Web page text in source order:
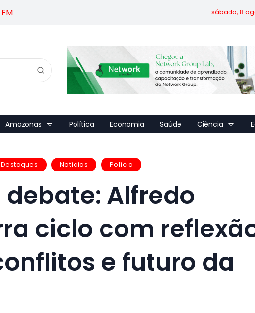
sábado, 8
Amazonas Política Economia Saúde Ciência
Destaques Notícias Polícia
Alfredo
ciclo com
e futuro da